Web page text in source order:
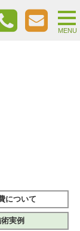
について
実例
MENU